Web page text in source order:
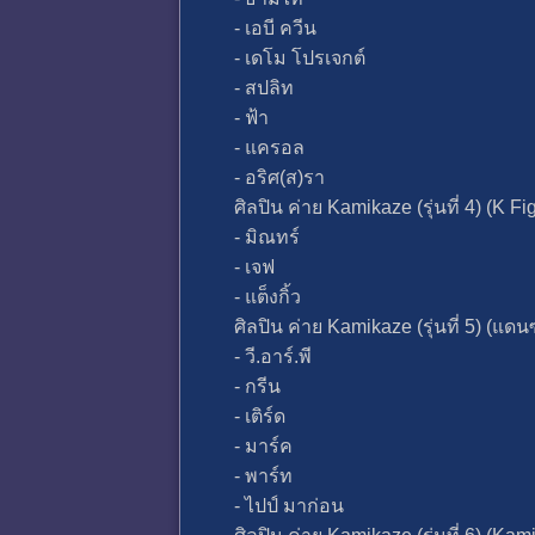
- เอบี ควีน
- เดโม โปรเจกต์
- สปลิท
- ฟ้า
- แครอล
- อริศ(ส)รา
ศิลปิน ค่าย Kamikaze (รุ่นที่ 4) (K
- มิณทร์
- เจฟ
- แต็งกิ้ว
ศิลปิน ค่าย Kamikaze (รุ่นที่ 5) (แดน
- วี.อาร์.พี
- กรีน
- เติร์ด
- มาร์ค
- พาร์ท
- ไปป์ มาก่อน